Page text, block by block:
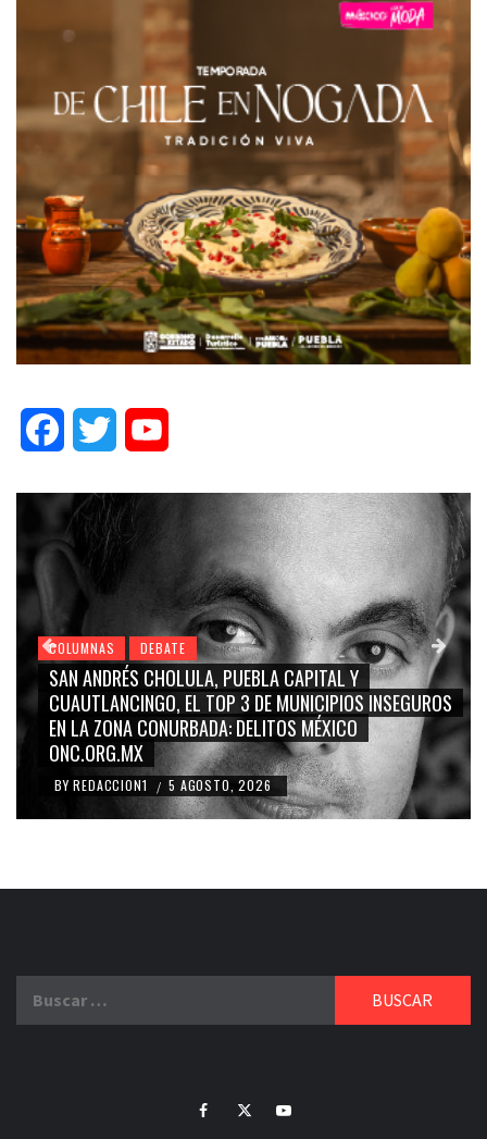
FacebookTwitter
COLUMNAS DEBATE
GRACE PALOMARES, NAY SALVATORI, SERGIO MAYER,
CARMEN SALINAS “LA CORCHOLATA”, CUAUHTÉMOC
BLANCO, SILVIA PINAL: LA TRIVIALIZACIÓN Y
RIDICULIZACIÓN DE LA REPRESENTACIÓN CIUDADANA
BY REDACCION1 / 4 AGOSTO, 2026
FacebookTwitterYoutube